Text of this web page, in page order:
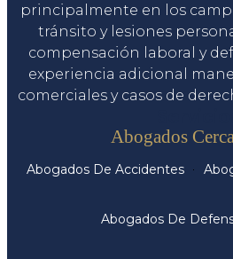
principalmente en los
tránsito y lesiones
compensación laboral y
experiencia adicional
comerciales y casos de
Abogados
Abogados De Accidentes
Abogados De